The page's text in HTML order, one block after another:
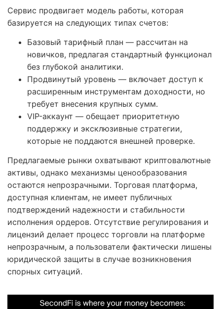
Сервис продвигает модель работы, которая
базируется на следующих типах счетов:
Базовый тарифный план — рассчитан на
новичков, предлагая стандартный функционал
без глубокой аналитики.
Продвинутый уровень — включает доступ к
расширенным инструментам доходности, но
требует внесения крупных сумм.
VIP-аккаунт — обещает приоритетную
поддержку и эксклюзивные стратегии,
которые не поддаются внешней проверке.
Предлагаемые рынки охватывают криптовалютные
активы, однако механизмы ценообразования
остаются непрозрачными. Торговая платформа,
доступная клиентам, не имеет публичных
подтверждений надежности и стабильности
исполнения ордеров. Отсутствие регулирования и
лицензий делает процесс торговли на платформе
непрозрачным, а пользователи фактически лишены
юридической защиты в случае возникновения
спорных ситуаций.